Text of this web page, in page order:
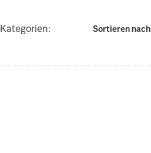
Sortieren nach
Kategorien: